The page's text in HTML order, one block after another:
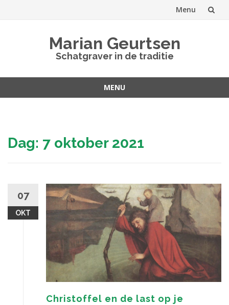
Menu
Marian Geurtsen
Schatgraver in de traditie
MENU
Dag: 7 oktober 2021
07
OKT
Christoffel en de last op je